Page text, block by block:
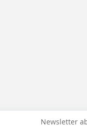
Newsletter